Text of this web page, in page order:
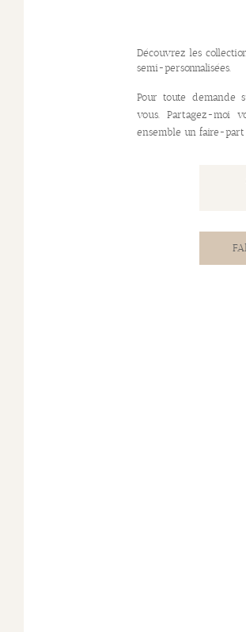
Découvrez les
semi-personnalisées.
Pour toute demande
vous. Partagez-moi
ensemble un faire-part